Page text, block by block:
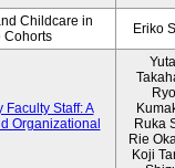
Childcare in
Cohorts
Eriko
Staff: A
Organizational
Ruka
Rie
Koji